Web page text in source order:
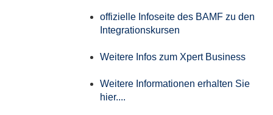
offizielle Infoseite des BAMF zu den
Integrationskursen
Weitere Infos zum Xpert Business
Weitere Informationen erhalten Sie
hier....